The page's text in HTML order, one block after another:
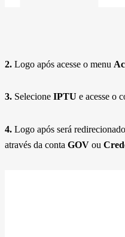
2. Logo após acesse o menu
3. Selecione IPTU e acesse o
4. Logo após será
através da conta GOV ou